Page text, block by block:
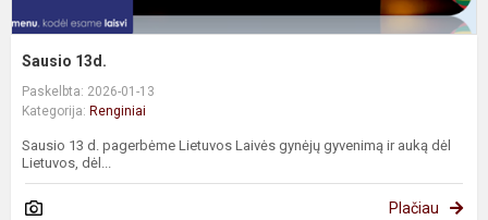
Sausio 13d.
Paskelbta: 2026-01-13
Kategorija: Renginiai
Sausio 13 d. pagerbėme Lietuvos Laivės gynėjų gyvenimą ir auką dėl
Lietuvos, dėl...
Plačiau